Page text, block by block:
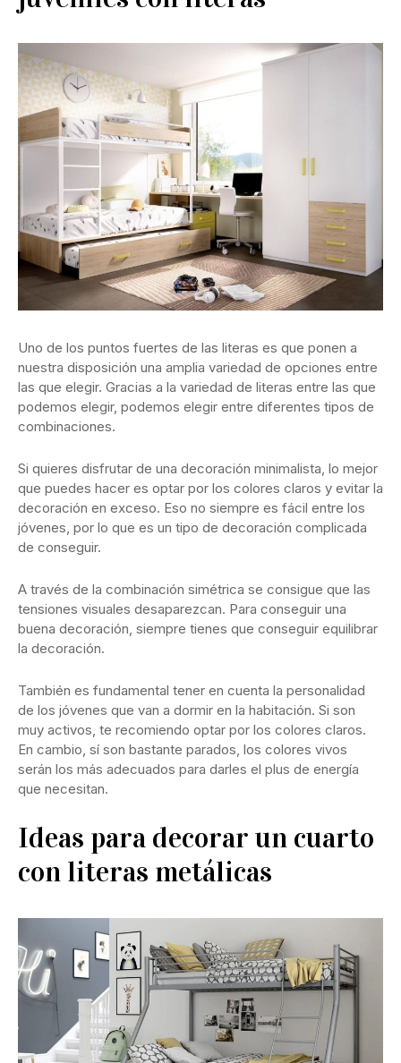
Uno de los puntos fuertes de las literas es que ponen a
nuestra disposición una amplia variedad de opciones entre
las que elegir. Gracias a la variedad de literas entre las que
podemos elegir, podemos elegir entre diferentes tipos de
combinaciones.
Si quieres disfrutar de una decoración minimalista, lo mejor
que puedes hacer es optar por los colores claros y evitar la
decoración en exceso. Eso no siempre es fácil entre los
jóvenes, por lo que es un tipo de decoración complicada
de conseguir.
A través de la combinación simétrica se consigue que las
tensiones visuales desaparezcan. Para conseguir una
buena decoración, siempre tienes que conseguir equilibrar
la decoración.
También es fundamental tener en cuenta la personalidad
de los jóvenes que van a dormir en la habitación. Si son
muy activos, te recomiendo optar por los colores claros.
En cambio, sí son bastante parados, los colores vivos
serán los más adecuados para darles el plus de energía
que necesitan.
Ideas para decorar un cuarto
con literas metálicas